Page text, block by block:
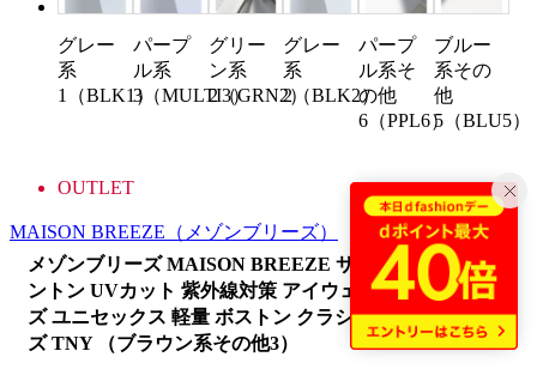
グレー
系
1（BLK1）
パープ
ル系
3（MULTI3）
グリー
ン系
2（GRN2）
グレー
系
2（BLK2）
パープ
ル系そ
の他
6（PPL6）
ブルー
系その
他
5（BLU5）
OUTLET
MAISON BREEZE （メゾンブリーズ）
メゾンブリーズ MAISON BREEZE サングラス ウェリ
ントン UVカット 紫外線対策 アイウェア 眼鏡 調光レン
ズ ユニセックス 軽量 ボストン クラシック カラーレン
ズ TNY （ブラウン系その他3）